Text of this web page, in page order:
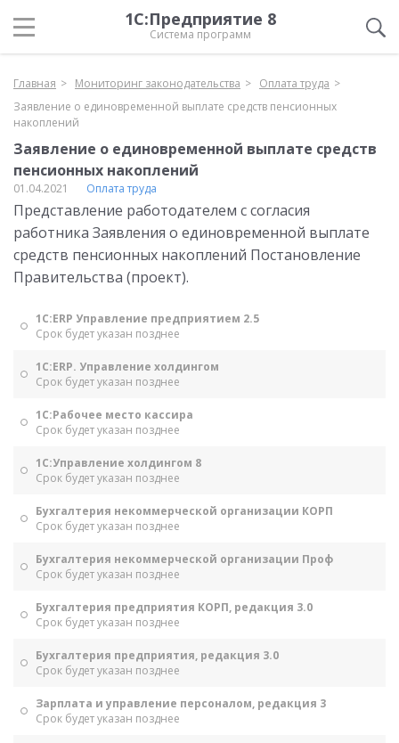
1С:Предприятие 8
Система программ
Главная Мониторинг законодательства
Оплата труда
Заявление о единовременной выплате средств пенсионных
накоплений
Заявление о единовременной выплате средств
пенсионных накоплений
01.04.2021 Оплата труда
Представление работодателем с согласия
работника Заявления о единовременной выплате
средств пенсионных накоплений Постановление
Правительства (проект).
1С:ERP Управление предприятием 2.5
Срок будет указан позднее
1С:ERP. Управление холдингом
Срок будет указан позднее
1С:Рабочее место кассира
Срок будет указан позднее
1С:Управление холдингом 8
Срок будет указан позднее
Бухгалтерия некоммерческой организации КОРП
Срок будет указан позднее
Бухгалтерия некоммерческой организации Проф
Срок будет указан позднее
Бухгалтерия предприятия КОРП, редакция 3.0
Срок будет указан позднее
Бухгалтерия предприятия, редакция 3.0
Срок будет указан позднее
Зарплата и управление персоналом, редакция 3
Срок будет указан позднее